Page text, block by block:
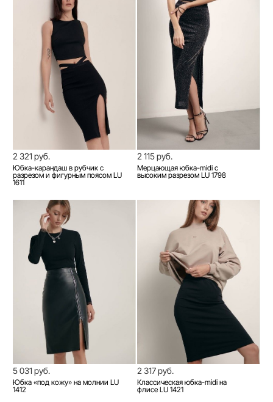
2 321 руб.
Юбка-карандаш в рубчик с
разрезом и фигурным поясом LU
1611
2 115 руб.
Мерцающая юбка-midi с
высоким разрезом LU 1798
5 031 руб.
Юбка «под кожу» на молнии LU
1412
2 317 руб.
Классическая юбка-midi на
флисе LU 1421